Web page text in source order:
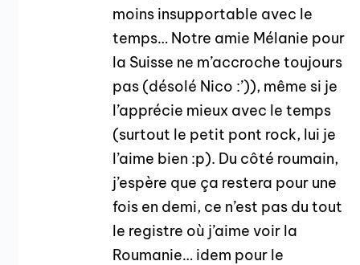
moins insupportable avec le
temps… Notre amie Mélanie pour
la Suisse ne m’accroche toujours
pas (désolé Nico :’)), même si je
l’apprécie mieux avec le temps
(surtout le petit pont rock, lui je
l’aime bien :p). Du côté roumain,
j’espère que ça restera pour une
fois en demi, ce n’est pas du tout
le registre où j’aime voir la
Roumanie… idem pour le